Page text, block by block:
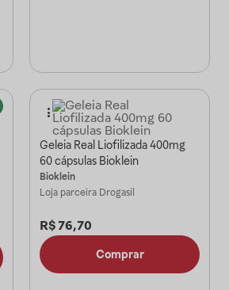
Geleia Real Liofilizada 400mg
60 cápsulas Bioklein
Bioklein
Loja parceira Drogasil
R$76,70
Comprar